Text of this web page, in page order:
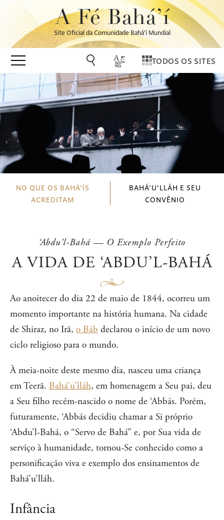
A Fé Bahá’í
Site Oficial da Comunidade Bahá’í Mundial
TODOS OS SITES
NO QUE OS BAHÁ’ÍS
ACREDITAM
BAHÁ’U’LLÁH E SEU
CONVÊNIO
‘Abdu’l-Bahá — O Exemplo Perfeito
A VIDA DE ‘ABDU’L-BAHÁ
Ao anoitecer do dia 22 de maio de 1844, ocorreu um
momento importante na história humana. Na cidade
de Shiraz, no Irã, o Báb declarou o início de um novo
ciclo religioso para o mundo.
À meia-noite deste mesmo dia, nasceu uma criança
em Teerã. Bahá’u’lláh, em homenagem a Seu pai, deu
a Seu filho recém-nascido o nome de ‘Abbás. Porém,
futuramente, ‘Abbás decidiu chamar a Si próprio
‘Abdu’l-Bahá, o “Servo de Bahá” e, por Sua vida de
serviço à humanidade, tornou-Se conhecido como a
personificação viva e exemplo dos ensinamentos de
Bahá’u’lláh.
Infância